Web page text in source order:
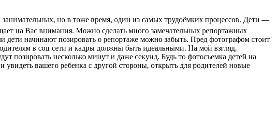
но в тоже время, один из самых трудоёмких процессов. Дети —
на Вас внимания. Можно сделать много замечательных репортажных
дети начинают позировать о репортаже можно забыть. Пред фотографом стоит
в соц сети и кадры должны быть идеальными. На мой взгляд,
позировать несколько минут и даже секунд. Будь то фотосъемка детей на
вашего ребенка с другой стороны, открыть для родителей новые